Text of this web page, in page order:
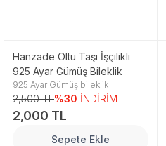
Hanzade Oltu Taşı İşçilikli
925 Ayar Gümüş Bileklik
925 Ayar Gümüş bileklik
2,500 TL%30 İNDİRİM
2,000 TL
Sepete Ekle